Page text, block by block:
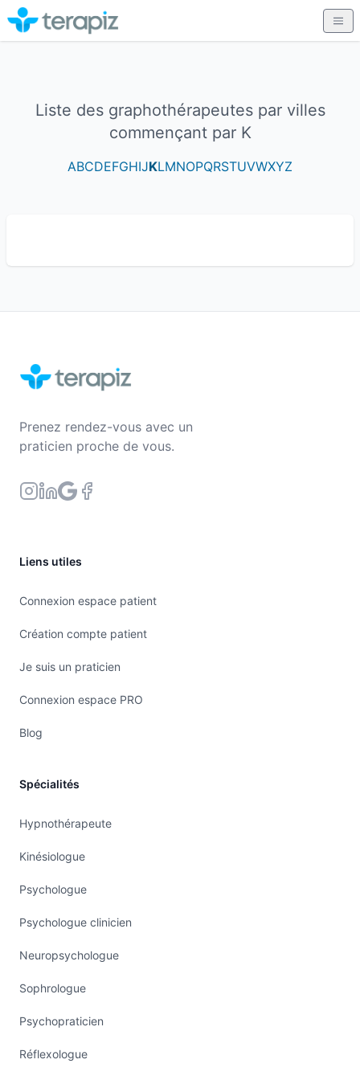
Liste des graphothérapeutes par villes
commençant par K
ABCDEFGHIJKLMNOPQRSTUVWXYZ
Prenez rendez-vous avec un
praticien proche de vous.
Liens utiles
Connexion espace patient
Création compte patient
Je suis un praticien
Connexion espace PRO
Blog
Spécialités
Hypnothérapeute
Kinésiologue
Psychologue
Psychologue clinicien
Neuropsychologue
Sophrologue
Psychopraticien
Réflexologue